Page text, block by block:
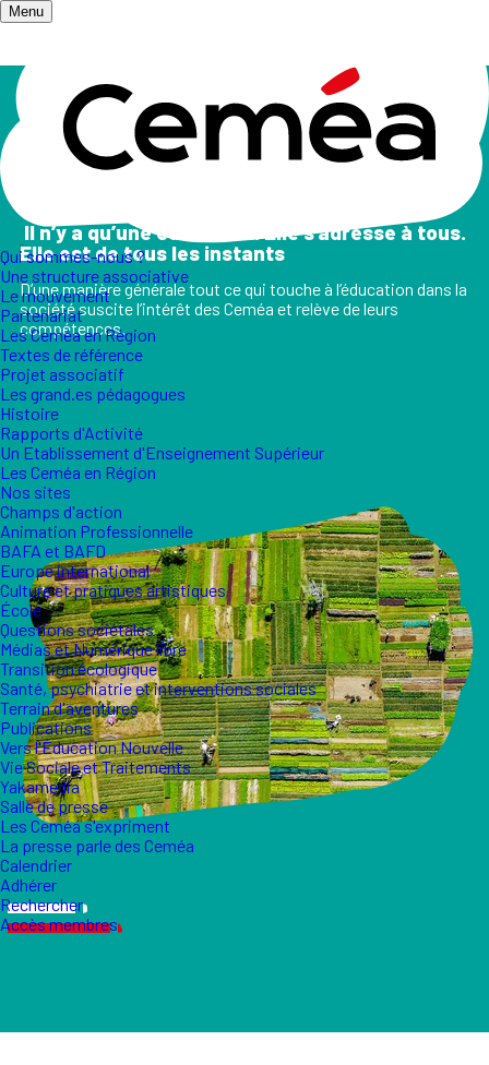
Menu
Qui sommes-nous ?
Une structure associative
Le mouvement
Partenariat
Les Ceméa en Région
Textes de référence
Projet associatif
Les grand.es pédagogues
Histoire
Rapports d'Activité
Un Etablissement d'Enseignement Supérieur
Les Ceméa en Région
Nos sites
Champs d'action
Animation Professionnelle
BAFA et BAFD
Europe international
Culture et pratiques artistiques
École
Questions sociétales
Médias et Numérique libre
Transition écologique
Santé, psychiatrie et interventions sociales
Terrain d'aventures
Publications
Vers l'Éducation Nouvelle
Vie Sociale et Traitements
Yakamedia
Salle de presse
Les Ceméa s'expriment
La presse parle des Ceméa
Calendrier
Adhérer
Rechercher
Accès membres
Accueil/ Champs d'action
Les champs d'action
II n’y a qu’une éducation. Elle s’adresse à tous.
Elle est de tous les instants
D’une manière générale tout ce qui touche à l’éducation dans la
société suscite l’intérêt des Ceméa et relève de leurs
compétences.